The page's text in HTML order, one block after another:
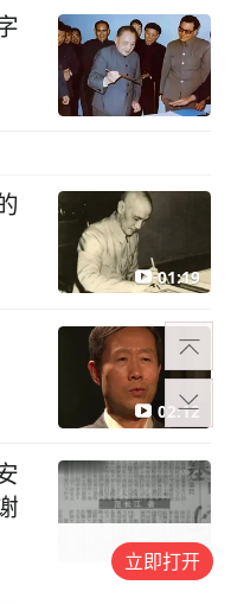
01:19
02:12
03:56
立即打开